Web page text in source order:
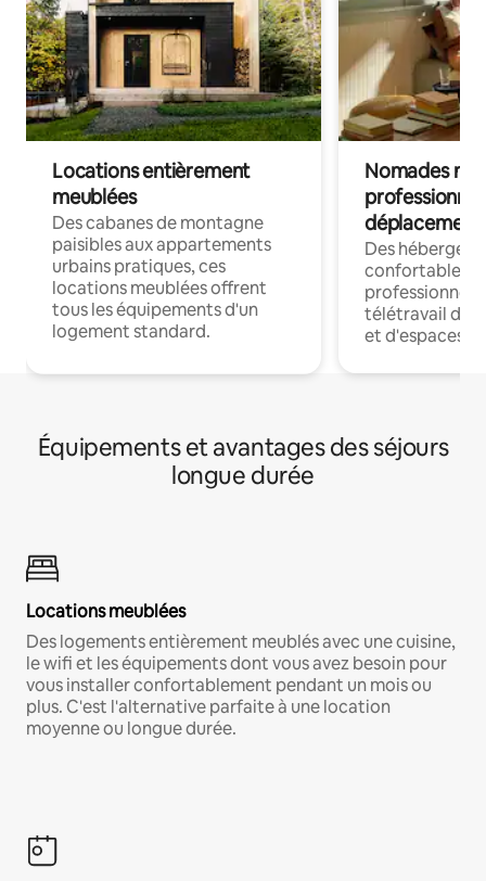
Locations entièrement
meublées
Des cabanes de montagne
paisibles aux appartements
urbains pratiques, ces
locations meublées offrent
tous les équipements d'un
logement standard.
Nomades
déplacement
Des
confortables
professionnels
télétravail
et d'espaces
Équipements et avantages des séjours
longue durée
Locations meublées
Des logements entièrement meublés avec une cuisine,
le wifi et les équipements dont vous avez besoin pour
vous installer confortablement pendant un mois ou
plus. C'est l'alternative parfaite à une location
moyenne ou longue durée.